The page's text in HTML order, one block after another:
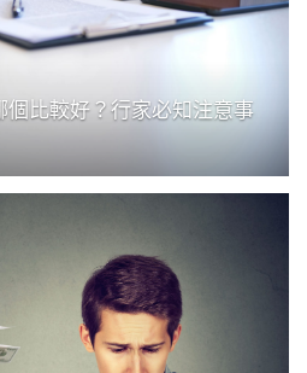
比較好？行家必知注意事